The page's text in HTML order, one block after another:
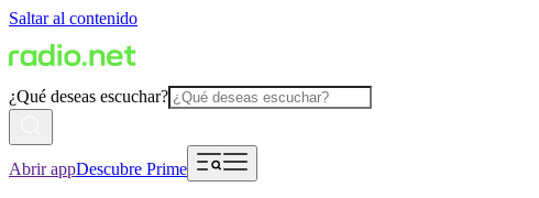
Saltar al contenido
¿Qué deseas escuchar?
Abrir appDescubre Prime